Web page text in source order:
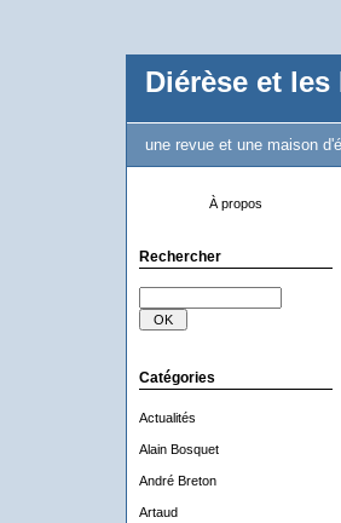
Diérèse et
une revue et une maison
À propos
Rechercher
Catégories
Actualités
Alain Bosquet
André Breton
Artaud